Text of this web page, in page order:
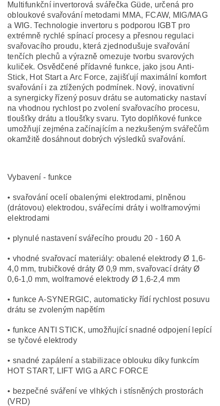
Multifunkční invertorová svářečka Güde, určená pro
obloukové svařování metodami MMA, FCAW, MIG/MAG
a WIG. Technologie invertoru s podporou IGBT pro
extrémně rychlé spínací procesy a přesnou regulaci
svařovacího proudu, která zjednodušuje svařování
tenčích plechů a výrazně omezuje tvorbu svarových
kuliček. Osvědčené přídavné funkce, jako jsou Anti-
Stick, Hot Start a Arc Force, zajišťují maximální komfort
svařování i za ztížených podmínek. Nový, inovativní
a synergicky řízený posuv drátu se automaticky nastaví
na vhodnou rychlost po zvolení svařovacího procesu,
tloušťky drátu a tloušťky svaru. Tyto doplňkové funkce
umožňují zejména začínajícím a nezkušeným svářečům
okamžitě dosáhnout dobrých výsledků svařování.
Vybavení - funkce
• svařování ocelí obalenými elektrodami, plněnou
(drátovou) elektrodou, svářecími dráty i wolframovými
elektrodami
• plynulé nastavení svářecího proudu 20 - 160 A
• vhodné svařovací materiály: obalené elektrody Ø 1,6-
4,0 mm, trubičkové dráty Ø 0,9 mm, svařovací dráty Ø
0,6-1,0 mm, wolframové elektrody Ø 1,6-2,4 mm
• funkce A-SYNERGIC, automaticky řídí rychlost posuvu
drátu se zvoleným napětím
• funkce ANTI STICK, umožňující snadné odpojení lepící
se tyčové elektrody
• snadné zapálení a stabilizace oblouku díky funkcím
HOT START, LIFT WIG a ARC FORCE
• bezpečné sváření ve vlhkých i stísněných prostorách
(VRD)